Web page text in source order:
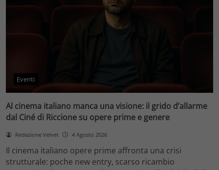
Eventi
Al cinema italiano manca una visione: il grido d’allarme
dal Ciné di Riccione su opere prime e genere
Redazione Velvet 4 Agosto 2026
Il cinema italiano opere prime affronta una crisi
strutturale: poche new entry, scarso ricambio